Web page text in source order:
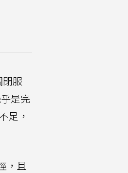
服
是完
足，
，且